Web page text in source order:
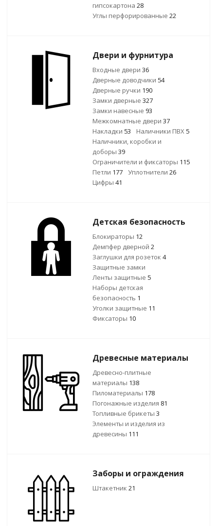
гипсокартона 28
Углы перфорированные 22
Двери и фурнитура
Входные двери 36
Дверные доводчики 54
Дверные ручки 190
Замки дверные 327
Замки навесные 93
Межкомнатные двери 37
Накладки 53 Наличники ПВХ 5
Наличники, коробки и
доборы 39
Ограничители и фиксаторы 115
Петли 177 Уплотнители 26
Цифры 41
Детская безопасность
Блокираторы 12
Демпфер дверной 2
Заглушки для розеток 4
Защитные замки
Ленты защитные 5
Наборы детская
безопасность 1
Уголки защитные 11
Фиксаторы 10
Древесные материалы
Древесно-плитные
материалы 138
Пиломатериалы 178
Погонажные изделия 81
Топливные брикеты 3
Элементы и изделия из
древесины 111
Заборы и ограждения
Штакетник 21